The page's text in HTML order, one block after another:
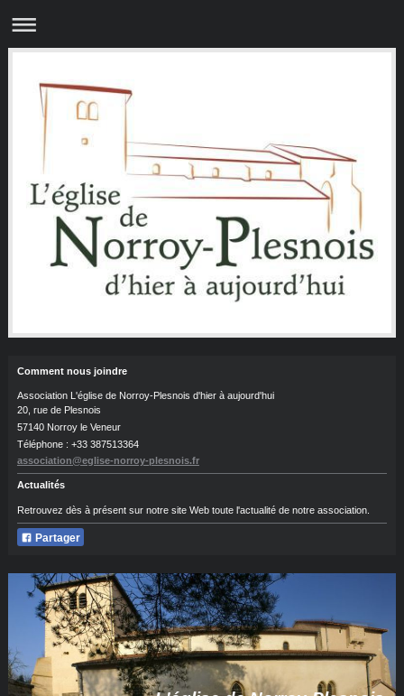
Comment nous joindre
Association L'église de Norroy-Plesnois d'hier à aujourd'hui
20, rue de Plesnois
57140 Norroy le Veneur
Téléphone : +33 387513364
association@eglise-norroy-plesnois.fr
Actualités
Retrouvez dès à présent sur notre site Web toute l'actualité de notre association.
Partager